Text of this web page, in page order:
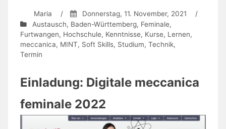
Maria / Donnerstag, 11. November, 2021
/
Austausch, Baden-Württemberg, Feminale,
Furtwangen, Hochschule, Kenntnisse, Kurse, Lernen,
meccanica, MINT, Soft Skills, Studium, Technik,
Termin
Einladung: Digitale meccanica
feminale 2022